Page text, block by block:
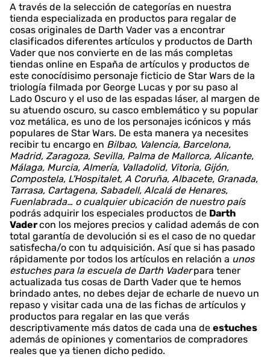
A través de la selección de categorías en nuestra
tienda especializada en productos para regalar de
cosas originales de Darth Vader vas a encontrar
clasificados diferentes artículos y productos de Darth
Vader que nos convierte en de las más completas
tiendas online en España de artículos y productos de
este conocídisimo personaje ficticio de Star Wars de la
triología filmada por George Lucas y por su paso al
Lado Oscuro y el uso de las espadas láser, al margen de
su atuendo oscuro, su casco emblemático y su popular
voz metálica, es uno de los personajes icónicos y más
populares de Star Wars. De esta manera ya necesites
recibir tu encargo en Bilbao, Valencia, Barcelona,
Madrid, Zaragoza, Sevilla, Palma de Mallorca, Alicante,
Málaga, Murcia, Almería, Valladolid, Vitoria, Gijón,
Compostela, L'Hospitalet, A Coruña, Albacete, Granada,
Tarrasa, Cartagena, Sabadell, Alcalá de Henares,
Fuenlabrada… o cualquier ubicación de nuestro país
podrás adquirir los especiales productos de Darth
Vadercon los mejores precios y calidad además de con
total garantía de devolución si es el caso de no quedar
satisfecha/o con tu adquisición. Así que si has pasado
rápidamente por todos los artículos en relación a unos
estuches para la escuela de Darth Vader para tener
actualizada tus cosas de Darth Vader que te hemos
brindado antes, no debes dejar de echarle de nuevo un
repaso y visitar cada una de las fichas de artículos y
productos para regalar en las que verás
descriptivamente más datos de cada una de estuches
además de opiniones y comentarios de compradores
reales que ya tienen dicho pedido.